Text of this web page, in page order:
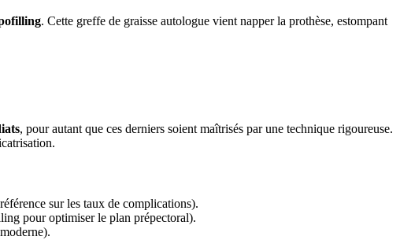
. Cette greffe de graisse autologue vient napper la prothèse, estompant
, pour autant que ces derniers soient maîtrisés par une technique rigoureuse.
sur les taux de complications).
pour optimiser le plan prépectoral).